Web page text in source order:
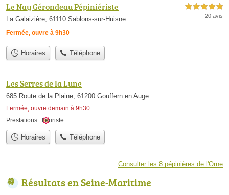
Le Nay Gérondeau Pépiniériste
La Galaizière, 61110 Sablons-sur-Huisne
Fermée, ouvre à 9h30
5,0 étoiles sur 5
20 avis
Horaires Téléphone
Les Serres de la Lune
685 Route de la Plaine, 61200 Gouffern en Auge
Fermée, ouvre demain à 9h30
Prestations : fleuriste
Horaires Téléphone
Consulter les 8 pépinières de l'Orne
Résultats en Seine-Maritime